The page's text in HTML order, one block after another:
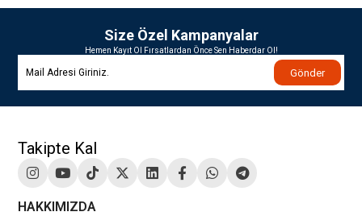
Size Özel Kampanyalar
Hemen Kayıt Ol Fırsatlardan Önce Sen Haberdar Ol!
Gönder
Takipte Kal
HAKKIMIZDA